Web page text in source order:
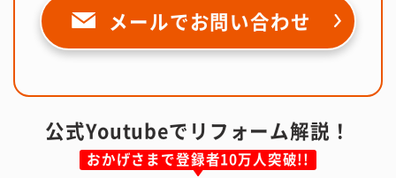
メールでお問い合わせ
公式Youtubeでリフォーム解説！
おかげさまで登録者10万人突破!!